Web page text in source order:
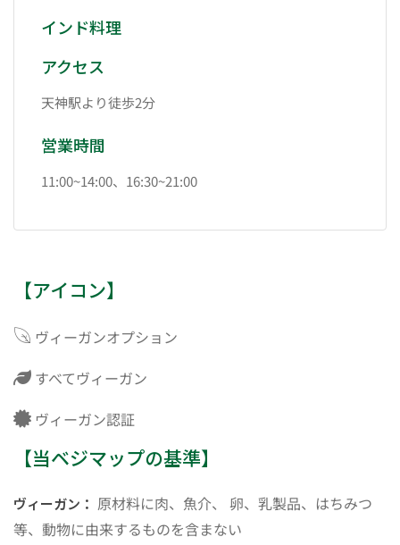
インド料理
アクセス
天神駅より徒歩2分
営業時間
11:00~14:00、16:30~21:00
【アイコン】
ヴィーガンオプション
すべてヴィーガン
ヴィーガン認証
【当ベジマップの基準】
ヴィーガン： 原材料に肉、魚介、 卵、乳製品、はちみつ
等、動物に由来するものを含まない